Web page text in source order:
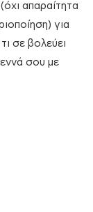
απαραίτητα
για
σε βολεύει
σου με